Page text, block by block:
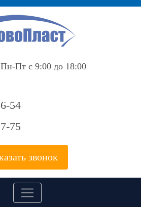
Пт с 9:00 до 18:00
54
75
звонок